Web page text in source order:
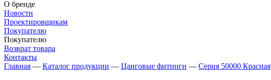
О бренде
Новости
Проектировщикам
Покупателю
Покупателю
Возврат товара
Контакты
Главная — Каталог продукции — Цанговые фитинги — Серия 50000 Красная